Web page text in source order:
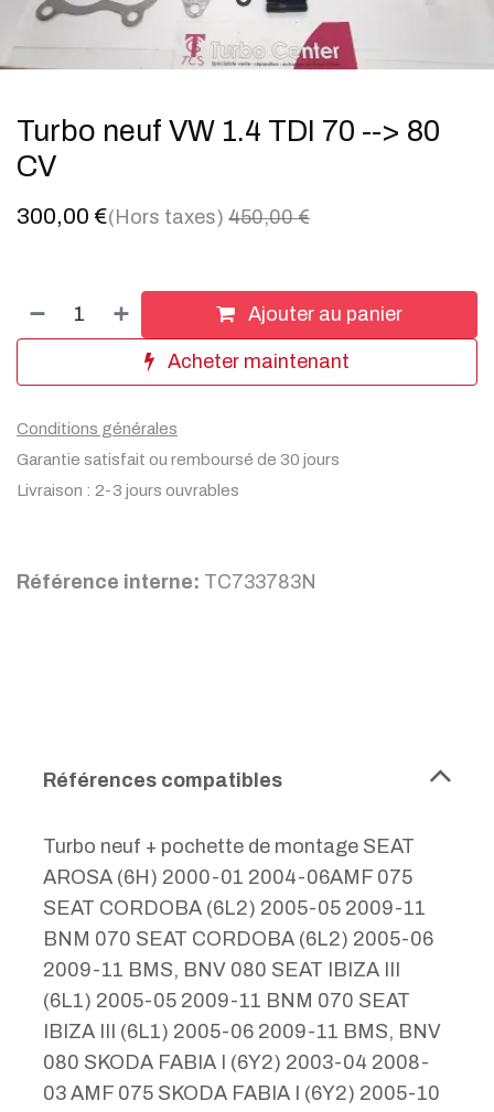
Turbo neuf VW 1.4 TDI 70 --> 80
CV
300,00 €(Hors taxes) 450,00€
Ajouter au panier
Acheter maintenant
Conditions générales
Garantie satisfait ou remboursé de 30 jours
Livraison : 2-3 jours ouvrables
Référence interne: TC733783N
Références compatibles
Turbo neuf + pochette de montage SEAT
AROSA (6H) 2000-01 2004-06AMF 075
SEAT CORDOBA (6L2) 2005-05 2009-11
BNM 070 SEAT CORDOBA (6L2) 2005-06
2009-11 BMS, BNV 080 SEAT IBIZA III
(6L1) 2005-05 2009-11 BNM 070 SEAT
IBIZA III (6L1) 2005-06 2009-11 BMS, BNV
080 SKODA FABIA I (6Y2) 2003-04 2008-
03 AMF 075 SKODA FABIA I (6Y2) 2005-10